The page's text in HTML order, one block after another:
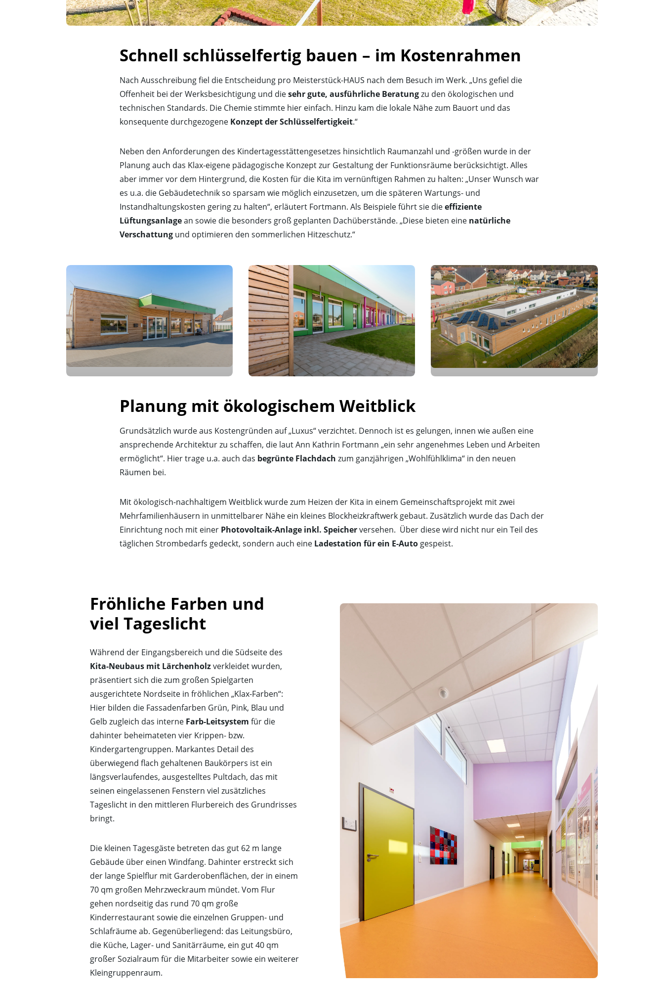
Schnell schlüsselfertig bauen – im Kostenrahmen
Nach Ausschreibung fiel die Entscheidung pro Meisterstück-HAUS nach dem Besuch im Werk. „Uns gefiel die
Offenheit bei der Werksbesichtigung und diesehr gute, ausführliche Beratungzu den ökologischen und
technischen Standards. Die Chemie stimmte hier einfach. Hinzu kam die lokale Nähe zum Bauort und das
konsequente durchgezogene Konzept der Schlüsselfertigkeit.“
Neben den Anforderungen des Kindertagesstättengesetzes hinsichtlich Raumanzahl und -größen wurde in der
Planung auch das Klax-eigene pädagogische Konzept zur Gestaltung der Funktionsräume berücksichtigt. Alles
aber immer vor dem Hintergrund, die Kosten für die Kita im vernünftigen Rahmen zu halten: „Unser Wunsch war
es u.a. die Gebäudetechnik so sparsam wie möglich einzusetzen, um die späteren Wartungs- und
Instandhaltungskosten gering zu halten“, erläutert Fortmann. Als Beispiele führt sie dieeffiziente
Lüftungsanlagean sowie die besonders groß geplanten Dachüberstände. „Diese bieten eine natürliche
Verschattungund optimieren den sommerlichen Hitzeschutz.“
Planung mit ökologischem Weitblick
Grundsätzlich wurde aus Kostengründen auf „Luxus“ verzichtet. Dennoch ist es gelungen, innen wie außen eine
ansprechende Architektur zu schaffen, die laut Ann Kathrin Fortmann „ein sehr angenehmes Leben und Arbeiten
ermöglicht“. Hier trage u.a. auch das begrünte Flachdach zum ganzjährigen „Wohlfühlklima“ in den neuen
Räumen bei.
Mit ökologisch-nachhaltigem Weitblick wurde zum Heizen der Kita in einem Gemeinschaftsprojekt mit zwei
Mehrfamilienhäusern in unmittelbarer Nähe ein kleines Blockheizkraftwerk gebaut. Zusätzlich wurde das Dach der
Einrichtung noch mit einer Photovoltaik-Anlage inkl. Speicherversehen. Über diese wird nicht nur ein Teil des
täglichen Strombedarfs gedeckt, sondern auch eine Ladestation für ein E-Autogespeist.
Fröhliche Farben und
viel Tageslicht
Während der Eingangsbereich und die Südseite des
Kita-Neubaus mit Lärchenholzverkleidet wurden,
präsentiert sich die zum großen Spielgarten
ausgerichtete Nordseite in fröhlichen „Klax-Farben“:
Hier bilden die Fassadenfarben Grün, Pink, Blau und
Gelb zugleich das interne Farb-Leitsystem für die
dahinter beheimateten vier Krippen- bzw.
Kindergartengruppen. Markantes Detail des
überwiegend flach gehaltenen Baukörpers ist ein
längsverlaufendes, ausgestelltes Pultdach, das mit
seinen eingelassenen Fenstern viel zusätzliches
Tageslicht in den mittleren Flurbereich des Grundrisses
bringt.
Die kleinen Tagesgäste betreten das gut 62 m lange
Gebäude über einen Windfang. Dahinter erstreckt sich
der lange Spielflur mit Garderobenflächen, der in einem
70 qm großen Mehrzweckraum mündet. Vom Flur
gehen nordseitig das rund 70 qm große
Kinderrestaurant sowie die einzelnen Gruppen- und
Schlafräume ab. Gegenüberliegend: das Leitungsbüro,
die Küche, Lager- und Sanitärräume, ein gut 40 qm
großer Sozialraum für die Mitarbeiter sowie ein weiterer
Kleingruppenraum.